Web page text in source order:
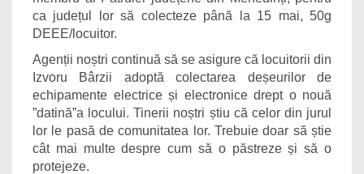
ca județul lor să colecteze până la 15 mai, 50g
DEEE/locuitor.
Agenții noștri continuă să se asigure că locuitorii din
Izvoru Bârzii adoptă colectarea deșeurilor de
echipamente electrice și electronice drept o nouă
”datină”a locului. Tinerii noștri știu că celor din jurul
lor le pasă de comunitatea lor. Trebuie doar să știe
cât mai multe despre cum să o păstreze și să o
protejeze.